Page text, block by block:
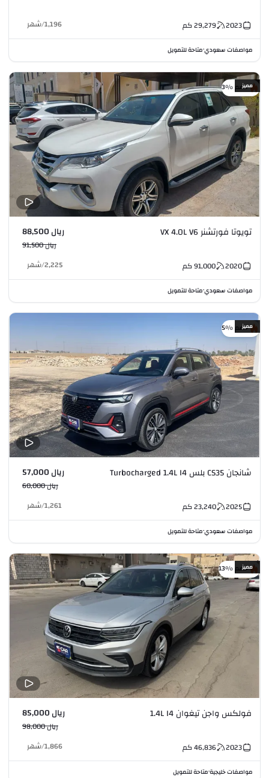
2023
29,279كم 1,196
/شهر
مواصفات سعودي•متاحة للتمويل
خصم %3مميز
تويوتا فورتشنر VX 4.0L V6 ريال 88,500
ريال 91,500
2020
91,000كم 2,225
/شهر
مواصفات سعودي•متاحة للتمويل
خصم %5مميز
شانجان CS35 بلس Turbocharged 1.4L I4 ريال 57,000
ريال 60,000
2025
23,240كم 1,261
/شهر
مواصفات سعودي•متاحة للتمويل
خصم %13مميز
فولكس واجن تيغوان 1.4L I4 ريال 85,000
ريال 98,000
2023
46,836كم 1,866
/شهر
مواصفات خليجية•متاحة للتمويل